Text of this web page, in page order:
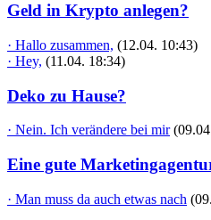
Geld in Krypto anlegen?
· Hallo zusammen, (12.04. 10:43)
· Hey, (11.04. 18:34)
Deko zu Hause?
· Nein. Ich verändere bei mir
Eine gute
· Man muss da auch etwas nach